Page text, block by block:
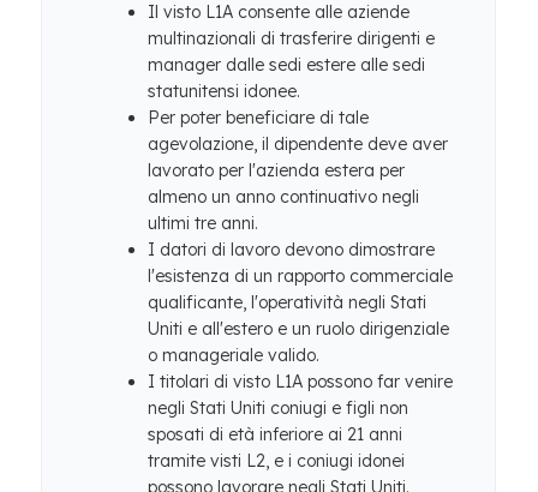
Il visto L1A consente alle aziende
multinazionali di trasferire dirigenti e
manager dalle sedi estere alle sedi
statunitensi idonee.
Per poter beneficiare di tale
agevolazione, il dipendente deve aver
lavorato per l'azienda estera per
almeno un anno continuativo negli
ultimi tre anni.
I datori di lavoro devono dimostrare
l'esistenza di un rapporto commerciale
qualificante, l'operatività negli Stati
Uniti e all'estero e un ruolo dirigenziale
o manageriale valido.
I titolari di visto L1A possono far venire
negli Stati Uniti coniugi e figli non
sposati di età inferiore ai 21 anni
tramite visti L2, e i coniugi idonei
possono lavorare negli Stati Uniti.